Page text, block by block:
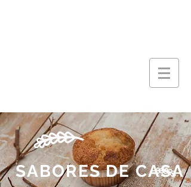
SABORES DE CASA